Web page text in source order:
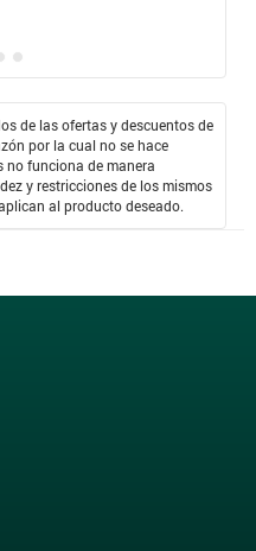
de las ofertas y descuentos de
por la cual no se hace
no funciona de manera
y restricciones de los mismos
al producto deseado.